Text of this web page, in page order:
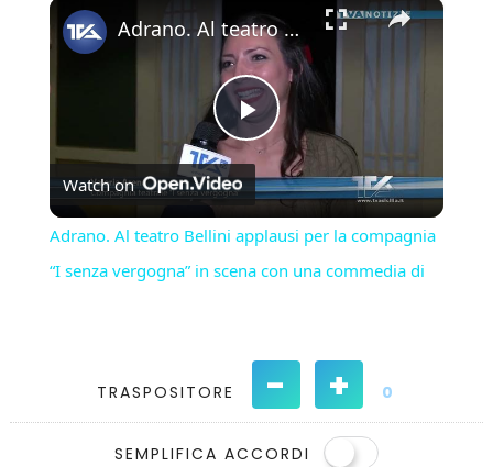
×
Play
Video
Adrano. Al teatro Bellini applausi per la compagnia “I senza vergogna” in scena con una commedia di
Watch on
Adrano. Al teatro Bellini applausi per la compagnia
“I senza vergogna” in scena con una commedia di
TRASPOSITORE - + 0
SEMPLIFICA ACCORDI